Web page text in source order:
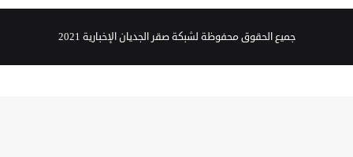
جميع الحقوق محفوظة لشبكة صقر الجديان الإخبارية 2021